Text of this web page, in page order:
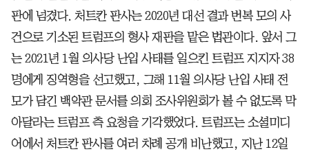
판에 넘겼다. 처트칸 판사는 2020년 대선 결과 번복 모의 사
건으로 기소된 트럼프의 형사 재판을 맡은 법관이다. 앞서 그
는 2021년 1월 의사당 난입 사태를 일으킨 트럼프 지지자 38
명에게 징역형을 선고했고, 그해 11월 의사당 난입 사태 전
모가 담긴 백악관 문서를 의회 조사위원회가 볼 수 없도록 막
아달라는 트럼프 측 요청을 기각했었다. 트럼프는 소셜미디
어에서 처트칸 판사를 여러 차례 공개 비난했고, 지난 12일